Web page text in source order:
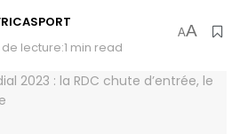
lecture:1 min read
AA